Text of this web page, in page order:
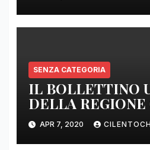
SENZA CATEGORIA
IL BOLLETTINO
DELLA
DELLE ORE 22.00
APR 7, 2020